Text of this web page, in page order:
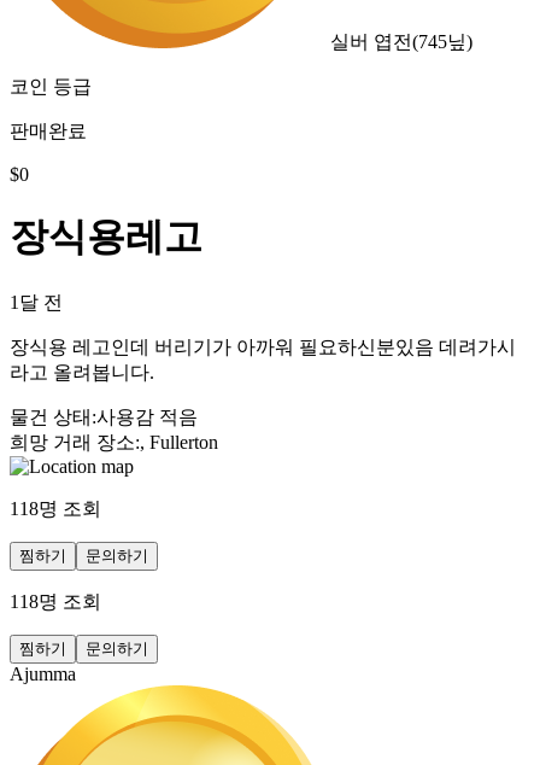
실버 엽전(745닢)
코인 등급
판매완료
$0
장식용레고
1달 전
장식용 레고인데 버리기가 아까워 필요하신분있음 데려가시
라고 올려봅니다.
물건 상태 :사용감 적음
희망 거래 장소:, Fullerton
118명 조회
찜하기 문의하기
118명 조회
찜하기 문의하기
Ajumma